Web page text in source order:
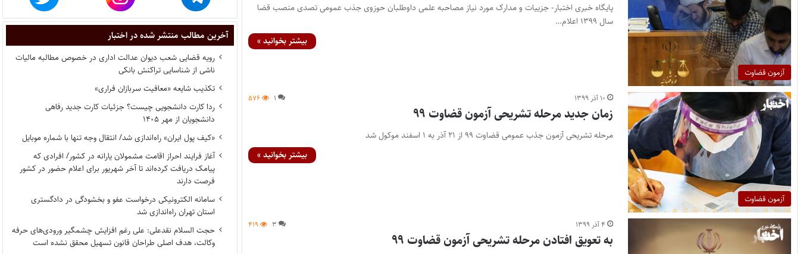
آزمون قضاوت
پایگاه خبری اختبار- جزییات و مدارک مورد نیاز مصاحبه علمی داوطلبان حوزوی جذب عمومی تصدی منصب قضا
سال ۱۳۹۹ اعلام…
بیشتر بخوانید »
آزمون قضاوت
۱۰ آذر ۱۳۹۹ ۱ ۵۷۶
زمان جدید مرحله تشریحی آزمون قضاوت ۹۹
مرحله تشریحی آزمون جذب عمومی قضاوت ۹۹ از ۲۱ آذر به ۱ اسفند موکول شد
بیشتر بخوانید »
۴ آذر ۱۳۹۹ ۳ ۴۱۹
به تعویق افتادن مرحله تشریحی آزمون قضاوت ۹۹
آخرین مطالب منتشر شده در اختبار
رویه قضایی شعب دیوان عدالت اداری در خصوص مطالبه مالیات
ناشی از شناسایی تراکنش بانکی
تکذیب شایعه «معافیت سربازان فراری»
ردا کارت دانشجویی چیست؟ جزئیات کارت جدید رفاهی
دانشجویان از مهر ۱۴۰۵
«کیف پول ایران» راه‌اندازی شد/ انتقال وجه تنها با شماره موبایل
آغاز فرایند احراز اقامت مشمولان یارانه در کشور/ افرادی که
پیامک دریافت کرده‌اند تا آخر شهریور برای اعلام حضور در کشور
فرصت دارند
سامانه الکترونیکی درخواست عفو و بخشودگی در دادگستری
استان تهران راه‌اندازی شد
حجت السلام نقدعلی: علی رغم افزایش چشمگیر ورودی‌های حرفه
وکالت، هدف اصلی طراحان قانون تسهیل محقق نشده است